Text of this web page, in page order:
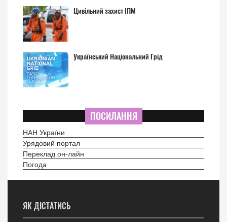
Цивільний захист ІПМ
Український Національний Грід
ПОСИЛАННЯ
НАН України
Урядовий портал
Переклад он-лайн
Погода
ЯК ДІСТАТИСЬ